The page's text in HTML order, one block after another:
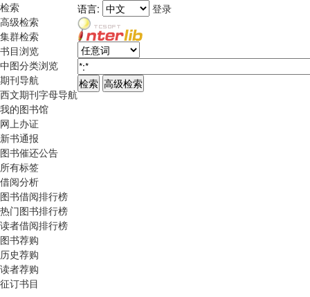
检索
高级检索
集群检索
书目浏览
中图分类浏览
期刊导航
西文期刊字母导航
我的图书馆
网上办证
新书通报
图书催还公告
所有标签
借阅分析
图书借阅排行榜
热门图书排行榜
读者借阅排行榜
图书荐购
历史荐购
读者荐购
征订书目
语言: 登录